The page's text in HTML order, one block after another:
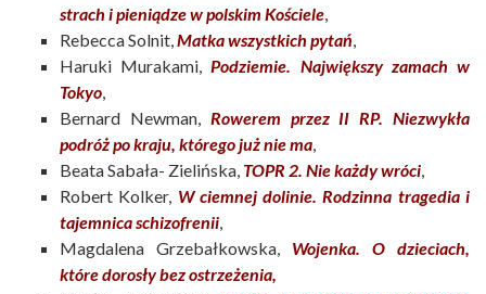
strach i pieniądze w polskim Kościele,
Rebecca Solnit,Matka wszystkich pytań,
Haruki Murakami,Podziemie. Największy zamach w
Tokyo,
Bernard Newman, Rowerem przez II RP. Niezwykła
podróż po kraju, którego już nie ma,
Beata Sabała- Zielińska, TOPR 2. Nie każdy wróci,
Robert Kolker, W ciemnej dolinie. Rodzinna tragedia i
tajemnica schizofrenii,
Magdalena Grzebałkowska, Wojenka. O dzieciach,
które dorosły bez ostrzeżenia,